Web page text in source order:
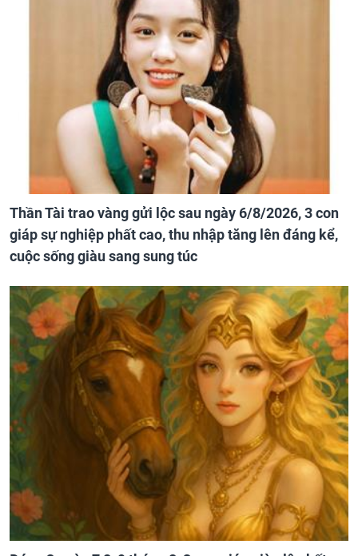
Thần Tài trao vàng gửi lộc sau ngày 6/8/2026, 3 con
giáp sự nghiệp phất cao, thu nhập tăng lên đáng kể,
cuộc sống giàu sang sung túc